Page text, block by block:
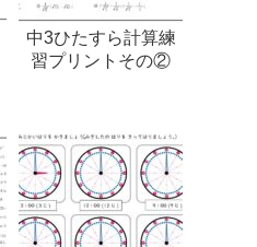
中3ひたすら計算練
習プリントその②